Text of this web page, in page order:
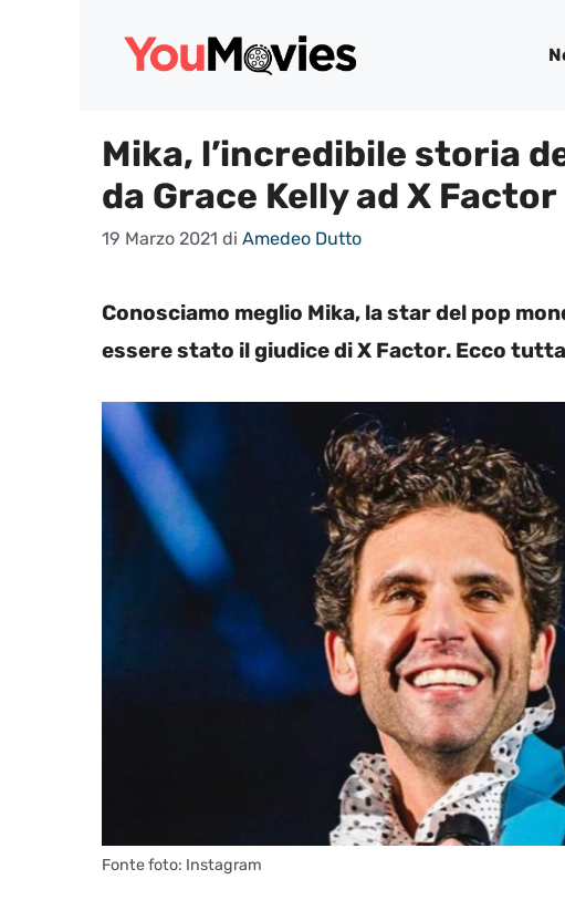
Mika, l’incredibile storia
da Grace Kelly ad X Factor
19 Marzo 2021 di Amedeo Dutto
Conosciamo meglio Mika, la star del pop
essere stato il giudice di X Factor. Ecco
Fonte foto: Instagram